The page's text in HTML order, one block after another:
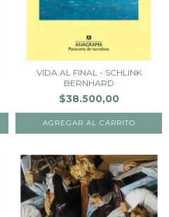
VIDA AL FINAL - SCHLINK
BERNHARD
$38.500,00